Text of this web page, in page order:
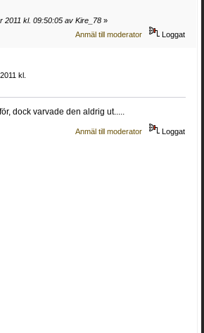
2011 kl. 09:50:05 av Kire_78 »
Anmäl till moderator
Loggat
kl.
dock varvade den aldrig ut.....
Anmäl till moderator Loggat